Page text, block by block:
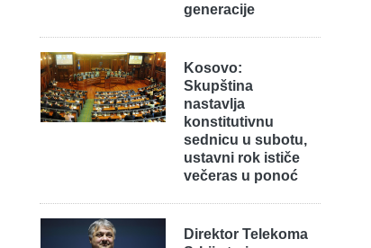
generacije
Kosovo:
Skupština
nastavlja
konstitutivnu
sednicu u subotu,
ustavni rok ističe
večeras u ponoć
Direktor Telekoma